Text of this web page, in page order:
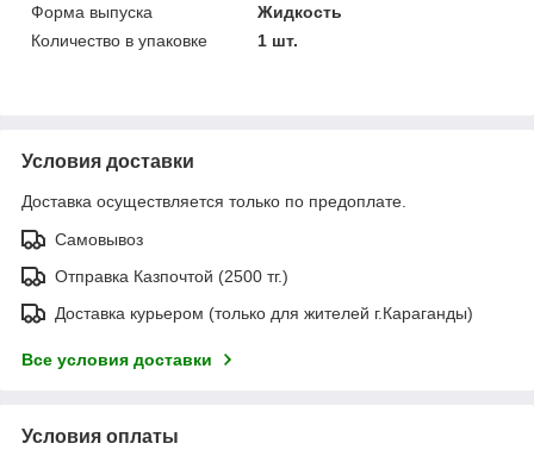
Форма выпуска
Жидкость
Количество в упаковке
1 шт.
Условия доставки
Доставка осуществляется только по предоплате.
Самовывоз
Отправка Казпочтой (2500 тг.)
Доставка курьером (только для жителей г.Караганды)
Все условия доставки
Условия оплаты